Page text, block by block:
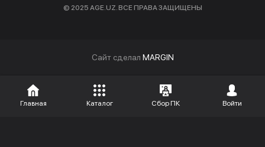
© 2025 AGE.UZ. ВСЕ ПРАВА ЗАЩИЩЕНЫ
Cайт сделал MARGIN
Главная Каталог Сбор ПК Войти